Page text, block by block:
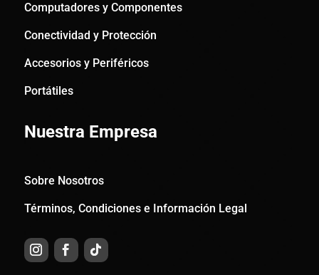
Computadores y Componentes
Conectividad y Protección
Accesorios y Periféricos
Portátiles
Nuestra Empresa
Sobre Nosotros
Términos, Condiciones e Información Legal